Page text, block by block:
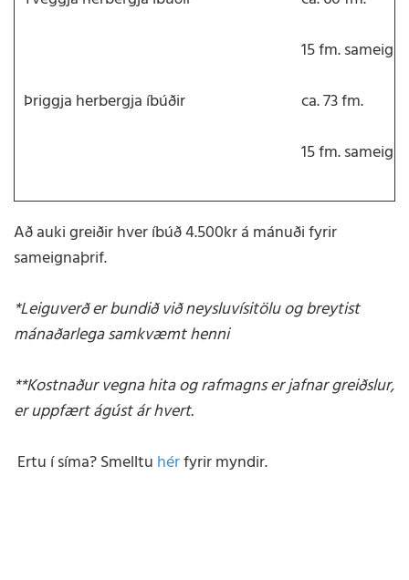
15 fm. sameign.
Þriggja herbergja íbúðir
ca. 73 fm.
15 fm. sameign.
Að auki greiðir hver íbúð 4.500kr á mánuði fyrir
sameignaþrif.
*Leiguverð er bundið við neysluvísitölu og breytist
mánaðarlega samkvæmt henni
**Kostnaður vegna hita og rafmagns er jafnar greiðslur,
er uppfært ágúst ár hvert.
Ertu í síma? Smelltu hérfyrir myndir.